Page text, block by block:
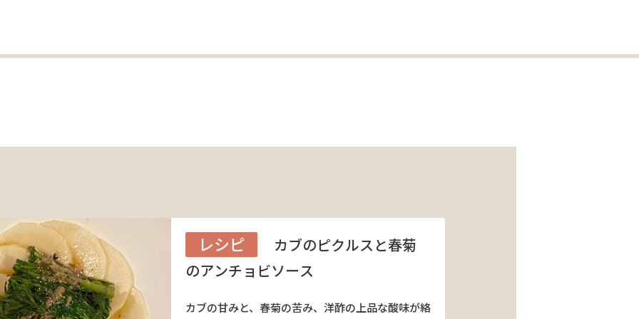
レシピ
カブのピクルスと春菊
のアンチョビソース
カブの甘みと、春菊の苦み、洋酢の上品な酸味が絡